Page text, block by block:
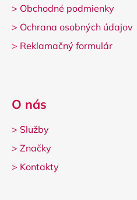
> Obchodné podmienky
> Ochrana osobných údajov
> Reklamačný formulár
O nás
> Služby
> Značky
> Kontakty